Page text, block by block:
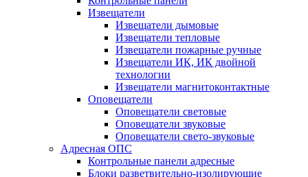
Извещатели
Извещатели дымовые
Извещатели тепловые
Извещатели пожарные ручные
Извещатели ИК, ИК двойной
технологии
Извещатели магнитоконтактные
Оповещатели
Оповещатели световые
Оповещатели звуковые
Оповещатели свето-звуковые
Адресная ОПС
Контрольные панели адресные
Блоки разветвительно-изолирующие